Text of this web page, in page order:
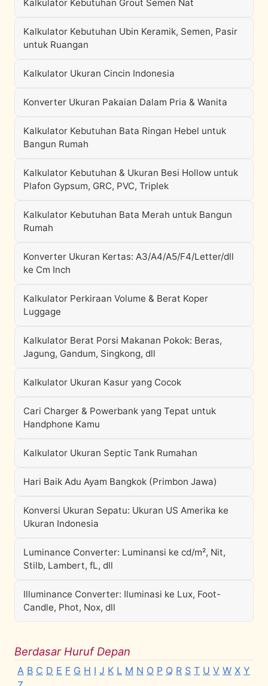
Kalkulator Kebutuhan Grout Semen Nat
Kalkulator Kebutuhan Ubin Keramik, Semen, Pasir
untuk Ruangan
Kalkulator Ukuran Cincin Indonesia
Konverter Ukuran Pakaian Dalam Pria & Wanita
Kalkulator Kebutuhan Bata Ringan Hebel untuk
Bangun Rumah
Kalkulator Kebutuhan & Ukuran Besi Hollow untuk
Plafon Gypsum, GRC, PVC, Triplek
Kalkulator Kebutuhan Bata Merah untuk Bangun
Rumah
Konverter Ukuran Kertas: A3/A4/A5/F4/Letter/dll
ke Cm Inch
Kalkulator Perkiraan Volume & Berat Koper
Luggage
Kalkulator Berat Porsi Makanan Pokok: Beras,
Jagung, Gandum, Singkong, dll
Kalkulator Ukuran Kasur yang Cocok
Cari Charger & Powerbank yang Tepat untuk
Handphone Kamu
Kalkulator Ukuran Septic Tank Rumahan
Hari Baik Adu Ayam Bangkok (Primbon Jawa)
Konversi Ukuran Sepatu: Ukuran US Amerika ke
Ukuran Indonesia
Luminance Converter: Luminansi ke cd/m², Nit,
Stilb, Lambert, fL, dll
Illuminance Converter: Iluminasi ke Lux, Foot-
Candle, Phot, Nox, dll
Berdasar Huruf Depan
A B C D E F G H I J K L M N O P Q R S T U V W X Y